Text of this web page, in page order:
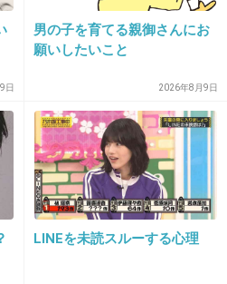
+123
グループも、子会社の三
市市）が５０億円融資し
を引き当て処理する。
日
男の子を育てる親御さんにお
願いしたいこと
2026年8月9日
LINEを未読スルーする心理